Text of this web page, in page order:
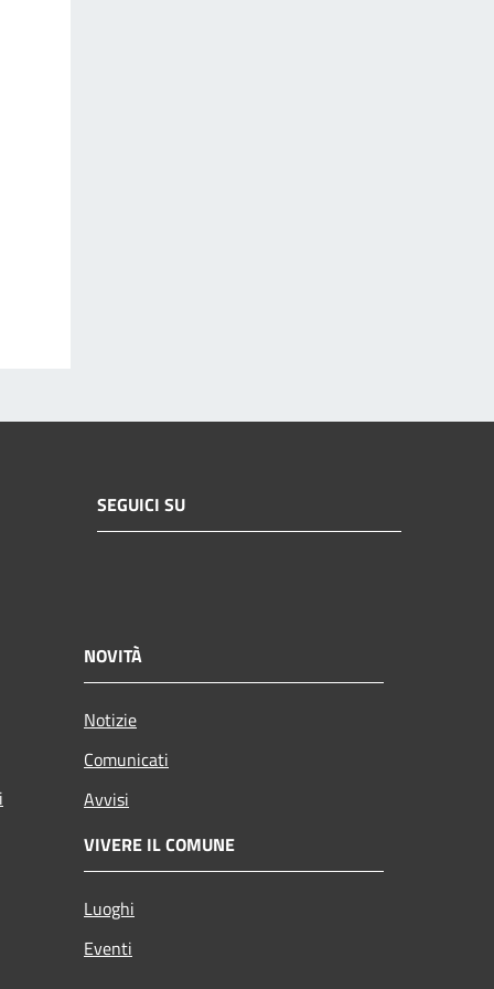
SEGUICI SU
NOVITÀ
Notizie
Comunicati
Avvisi
VIVERE IL COMUNE
Luoghi
Eventi